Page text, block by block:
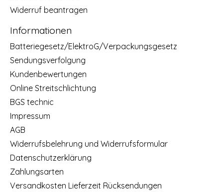
Widerruf beantragen
Informationen
Batteriegesetz/ElektroG/Verpackungsgesetz
Sendungsverfolgung
Kundenbewertungen
Online Streitschlichtung
BGS technic
Impressum
AGB
Widerrufsbelehrung und Widerrufsformular
Datenschutzerklärung
Zahlungsarten
Versandkosten Lieferzeit Rücksendungen